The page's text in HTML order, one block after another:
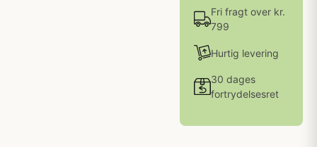
Fri fragt over kr.
799
Hurtig levering
30 dages
fortrydelsesret